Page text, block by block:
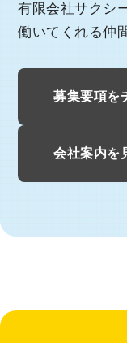
有限会社サクシ
働いてくれる仲
募集要項を
会社案内を